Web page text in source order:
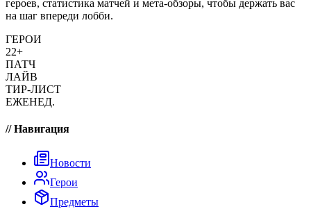
героев, статистика матчей и мета-обзоры, чтобы держать вас
на шаг впереди лобби.
ГЕРОИ
22+
ПАТЧ
ЛАЙВ
ТИР-ЛИСТ
ЕЖЕНЕД.
// Навигация
Новости
Герои
Предметы